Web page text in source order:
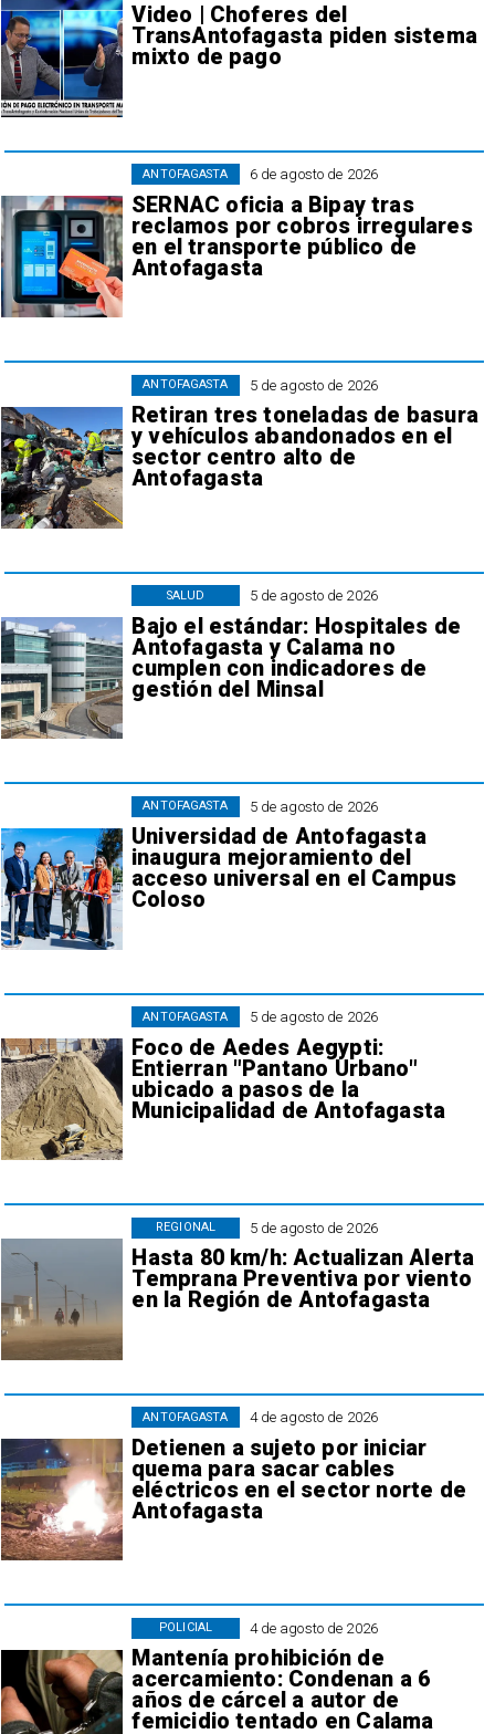
Video | Choferes del
TransAntofagasta piden sistema
mixto de pago
6 de agosto de 2026
SERNAC oficia a Bipay tras
reclamos por cobros irregulares
en el transporte público de
Antofagasta
ANTOFAGASTA
5 de agosto de 2026
Retiran tres toneladas de basura
y vehículos abandonados en el
sector centro alto de
Antofagasta
ANTOFAGASTA
5 de agosto de 2026
Bajo el estándar: Hospitales de
Antofagasta y Calama no
cumplen con indicadores de
gestión del Minsal
SALUD
5 de agosto de 2026
Universidad de Antofagasta
inaugura mejoramiento del
acceso universal en el Campus
Coloso
ANTOFAGASTA
5 de agosto de 2026
Foco de Aedes Aegypti:
Entierran "Pantano Urbano"
ubicado a pasos de la
Municipalidad de Antofagasta
ANTOFAGASTA
5 de agosto de 2026
Hasta 80 km/h: Actualizan Alerta
Temprana Preventiva por viento
en la Región de Antofagasta
REGIONAL
4 de agosto de 2026
Detienen a sujeto por iniciar
quema para sacar cables
eléctricos en el sector norte de
Antofagasta
ANTOFAGASTA
4 de agosto de 2026
Mantenía prohibición de
acercamiento: Condenan a 6
años de cárcel a autor de
femicidio tentado en Calama
POLICIAL